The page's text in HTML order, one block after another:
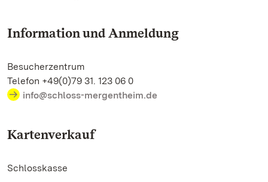
Information und Anmeldung
Besucherzentrum
Telefon +49(0)79 31. 123 06 0
info@schloss-mergentheim.de
Kartenverkauf
Schlosskasse